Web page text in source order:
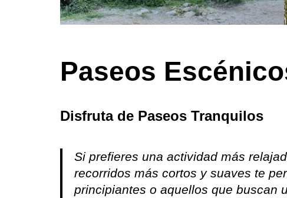
Paseos
Disfruta de Paseos Tranquilos
Si prefieres una actividad más
recorridos más cortos y suaves te
principiantes o aquellos que buscan